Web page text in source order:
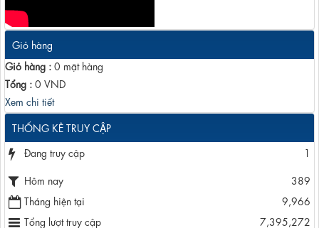
Giỏ hàng
Giỏ hàng : 0 mặt hàng
Tổng : 0 VND
Xem chi tiết
THỐNG KÊ TRUY CẬP
Đang truy cập
1
Hôm nay
389
Tháng hiện tại
9,966
Tổng lượt truy cập
7,395,272